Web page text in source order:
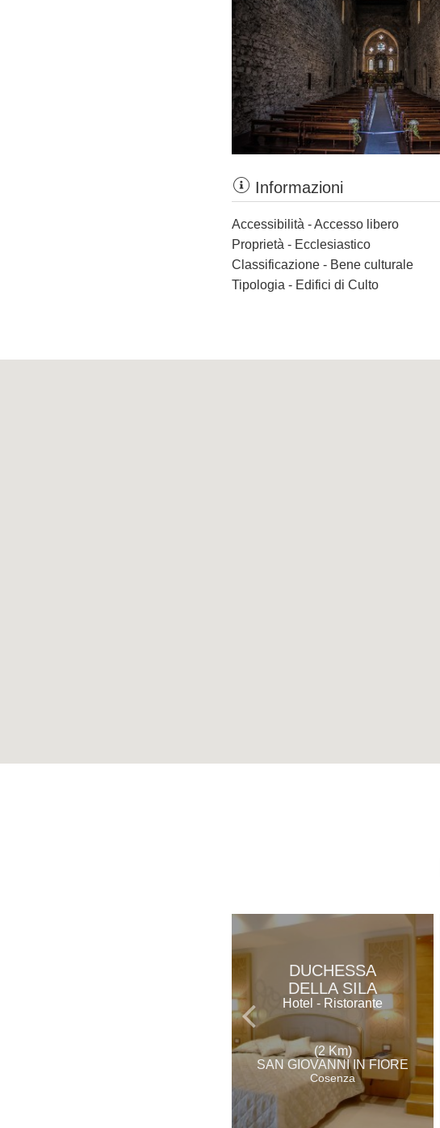
Informazioni
Accessibilità - Accesso libero
Proprietà - Ecclesiastico
Classificazione - Bene culturale
Tipologia - Edifici di Culto
DUCHESSA
DELLA SILA
Hotel - Ristorante
(2 Km)
SAN GIOVANNI IN FIORE
Cosenza